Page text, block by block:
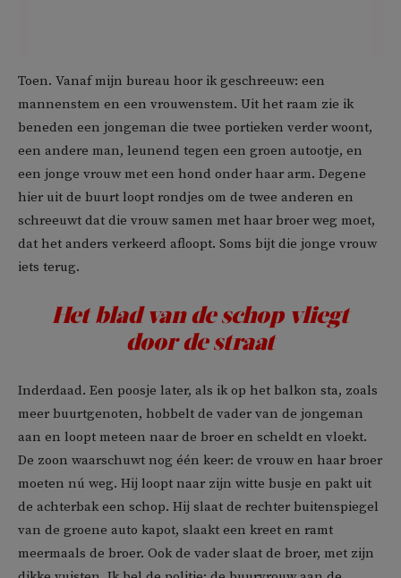
Toen. Vanaf mijn bureau hoor ik geschreeuw: een
mannenstem en een vrouwenstem. Uit het raam zie ik
beneden een jongeman die twee portieken verder woont,
een andere man, leunend tegen een groen autootje, en
een jonge vrouw met een hond onder haar arm. Degene
hier uit de buurt loopt rondjes om de twee anderen en
schreeuwt dat die vrouw samen met haar broer weg moet,
dat het anders verkeerd afloopt. Soms bijt die jonge vrouw
iets terug.
Het blad van de schop vliegt
door de straat
Inderdaad. Een poosje later, als ik op het balkon sta, zoals
meer buurtgenoten, hobbelt de vader van de jongeman
aan en loopt meteen naar de broer en scheldt en vloekt.
De zoon waarschuwt nog één keer: de vrouw en haar broer
moeten nú weg. Hij loopt naar zijn witte busje en pakt uit
de achterbak een schop. Hij slaat de rechter buitenspiegel
van de groene auto kapot, slaakt een kreet en ramt
meermaals de broer. Ook de vader slaat de broer, met zijn